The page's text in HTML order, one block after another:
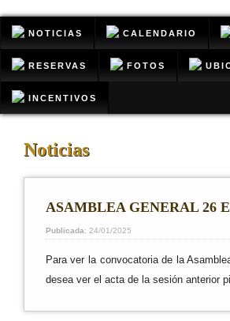
NOTICIAS CALENDARIO
RESERVAS FOTOS
INCENTIVOS
Noticias
ASAMBLEA GENERAL 26
Publicada: 24/01/2025
Para ver la convocatoria de la
desea ver el acta de la sesión anterior